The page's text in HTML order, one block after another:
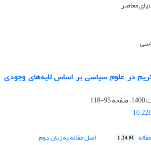
در علوم سیاسی بر اساس لایه‌های وجودی
95-118
1.34 M اصل مقاله به زبان دوم